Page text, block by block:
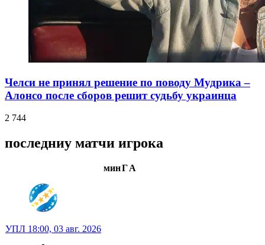
Челси не принял решение по поводу Мудрика –
Алонсо после сборов решит судьбу украинца
2 744
последниу матчи игрока
минГА
УПЛ 18:00, 03 авг. 2026